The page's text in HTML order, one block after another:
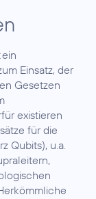
Einsatz, der
Gesetzen
existieren
für die
Qubits), u.a.